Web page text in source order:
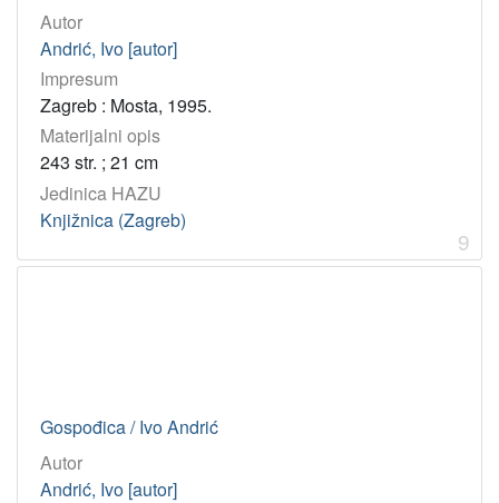
Autor
Andrić, Ivo [autor]
Impresum
Zagreb : Mosta, 1995.
Materijalni opis
243 str. ; 21 cm
Jedinica HAZU
Knjižnica (Zagreb)
9
Gospođica / Ivo Andrić
Autor
Andrić, Ivo [autor]